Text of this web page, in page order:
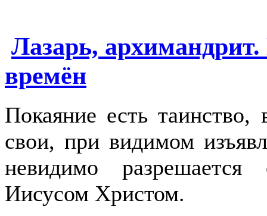
Лазарь,
времён
Покаяние есть
свои, при видимом
невидимо
Иисусом Христом.